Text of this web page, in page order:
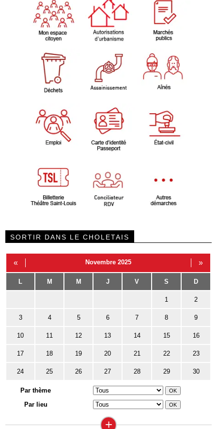
SORTIR DANS LE CHOLETAIS
« Novembre 2025 »
L M M J V S D
1 2
3 4 5 6 7 8 9
10 11 12 13 14 15 16
17 18 19 20 21 22 23
24 25 26 27 28 29 30
Par thème
Par lieu
+